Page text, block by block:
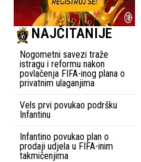
NAJČITANIJE
Nogometni savezi traže
istragu i reformu nakon
povlačenja FIFA-inog plana o
privatnim ulaganjima
Vels prvi povukao podršku
Infantinu
Infantino povukao plan o
prodaji udjela u FIFA-inim
takmičenjima